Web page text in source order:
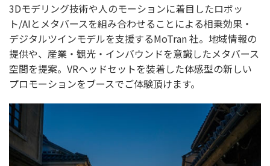
3Dモデリング技術や人のモーションに着目したロボッ
ト/AIとメタバースを組み合わせることによる相乗効果・
デジタルツインモデルを支援するMoTran 社。地域情報の
提供や、産業・観光・インバウンドを意識したメタバース
空間を提案。VRヘッドセットを装着した体感型の新しい
プロモーションをブースでご体験頂けます。